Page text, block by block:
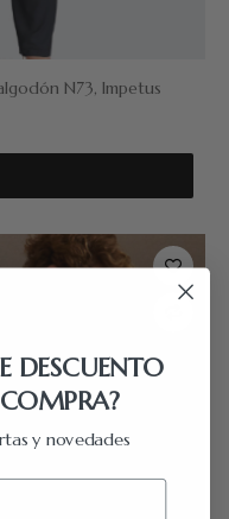
N73, Impetus
DESCUENTO
y novedades